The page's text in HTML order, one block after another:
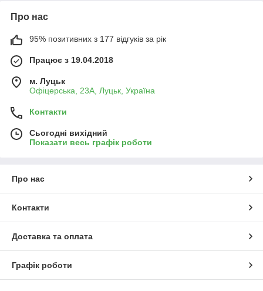
Про нас
95% позитивних з 177 відгуків за рік
Працює з 19.04.2018
м. Луцьк
Офіцерська, 23А, Луцьк, Україна
Контакти
Сьогодні вихідний
Показати весь графік роботи
Про нас
Контакти
Доставка та оплата
Графік роботи